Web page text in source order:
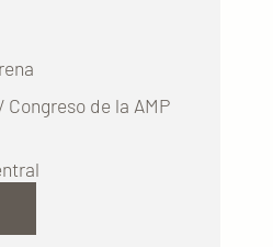
Congreso de la AMP